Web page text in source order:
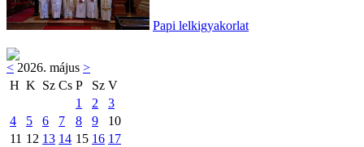
Papi lelkigyakorlat
< 2026. május >
H K Sz Cs P Sz V
1
2
3
4
5 6 7 8 9
10
11 12 13 14 15 16 17